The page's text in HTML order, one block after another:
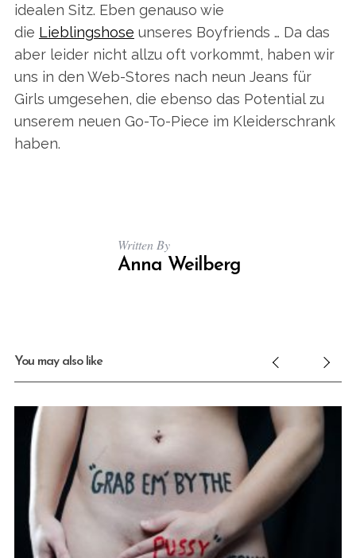
idealen Sitz. Eben genauso wie
die Lieblingshose unseres Boyfriends … Da das
aber leider nicht allzu oft vorkommt, haben wir
uns in den Web-Stores nach neun Jeans für
Girls umgesehen, die ebenso das Potential zu
unserem neuen Go-To-Piece im Kleiderschrank
haben.
Written By
Anna Weilberg
You may also like
S
e
r